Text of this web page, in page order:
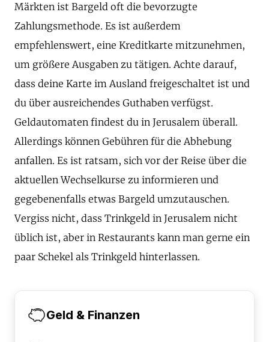
Märkten ist Bargeld oft die bevorzugte
Zahlungsmethode. Es ist außerdem
empfehlenswert, eine Kreditkarte mitzunehmen,
um größere Ausgaben zu tätigen. Achte darauf,
dass deine Karte im Ausland freigeschaltet ist und
du über ausreichendes Guthaben verfügst.
Geldautomaten findest du in Jerusalem überall.
Allerdings können Gebühren für die Abhebung
anfallen. Es ist ratsam, sich vor der Reise über die
aktuellen Wechselkurse zu informieren und
gegebenenfalls etwas Bargeld umzutauschen.
Vergiss nicht, dass Trinkgeld in Jerusalem nicht
üblich ist, aber in Restaurants kann man gerne ein
paar Schekel als Trinkgeld hinterlassen.
Geld & Finanzen